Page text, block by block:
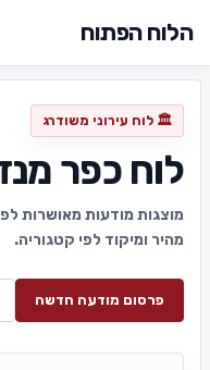
הלוח הפתוח
🏛️ לוח עירוני משודרג
לוח כפר
מוצגות מודעות מאושרות
מהיר ומיקוד לפי קטגוריה.
פרסום מודעה חדשה